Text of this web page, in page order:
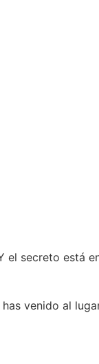
el secreto está
venido al